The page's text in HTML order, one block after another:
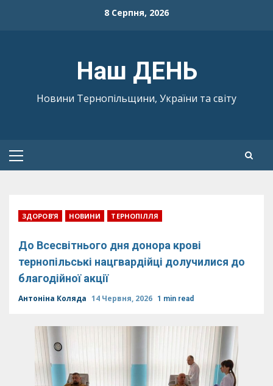
8 Серпня, 2026
Наш ДЕНЬ
Новини Тернопільщини, України та світу
Primary
ЗДОРОВ’Я НОВИНИ ТЕРНОПІЛЛЯ
До Всесвітнього дня донора крові
тернопільські нацгвардійці долучилися до
благодійної акції
Антоніна Коляда 14 Червня, 2026 1 min read